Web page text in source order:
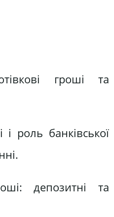
гроші та
роль банківської
депозитні та